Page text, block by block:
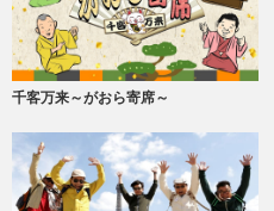
千客万来～がおら寄席～